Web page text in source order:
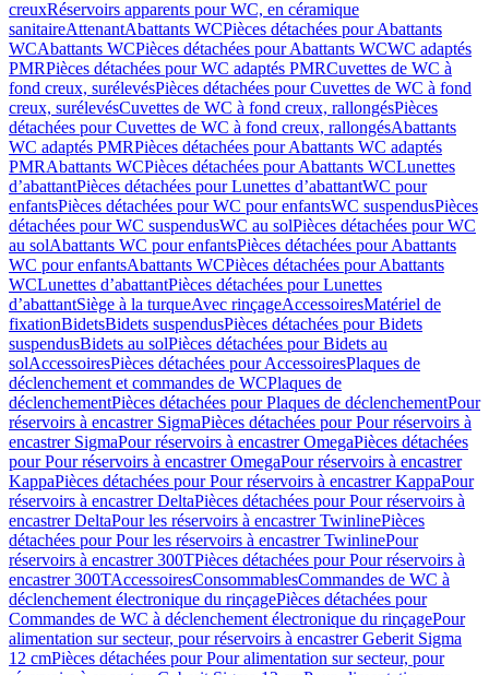
creuxRéservoirs apparents pour WC, en céramique
sanitaireAttenantAbattants WCPièces détachées pour Abattants
WCAbattants WCPièces détachées pour Abattants WCWC adaptés
PMRPièces détachées pour WC adaptés PMRCuvettes de WC à
fond creux, surélevésPièces détachées pour Cuvettes de WC à fond
creux, surélevésCuvettes de WC à fond creux, rallongésPièces
détachées pour Cuvettes de WC à fond creux, rallongésAbattants
WC adaptés PMRPièces détachées pour Abattants WC adaptés
PMRAbattants WCPièces détachées pour Abattants WCLunettes
d’abattantPièces détachées pour Lunettes d’abattantWC pour
enfantsPièces détachées pour WC pour enfantsWC suspendusPièces
détachées pour WC suspendusWC au solPièces détachées pour WC
au solAbattants WC pour enfantsPièces détachées pour Abattants
WC pour enfantsAbattants WCPièces détachées pour Abattants
WCLunettes d’abattantPièces détachées pour Lunettes
d’abattantSiège à la turqueAvec rinçageAccessoiresMatériel de
fixationBidetsBidets suspendusPièces détachées pour Bidets
suspendusBidets au solPièces détachées pour Bidets au
solAccessoiresPièces détachées pour AccessoiresPlaques de
déclenchement et commandes de WCPlaques de
déclenchementPièces détachées pour Plaques de déclenchementPour
réservoirs à encastrer SigmaPièces détachées pour Pour réservoirs à
encastrer SigmaPour réservoirs à encastrer OmegaPièces détachées
pour Pour réservoirs à encastrer OmegaPour réservoirs à encastrer
KappaPièces détachées pour Pour réservoirs à encastrer KappaPour
réservoirs à encastrer DeltaPièces détachées pour Pour réservoirs à
encastrer DeltaPour les réservoirs à encastrer TwinlinePièces
détachées pour Pour les réservoirs à encastrer TwinlinePour
réservoirs à encastrer 300TPièces détachées pour Pour réservoirs à
encastrer 300TAccessoiresConsommablesCommandes de WC à
déclenchement électronique du rinçagePièces détachées pour
Commandes de WC à déclenchement électronique du rinçagePour
alimentation sur secteur, pour réservoirs à encastrer Geberit Sigma
12 cmPièces détachées pour Pour alimentation sur secteur, pour